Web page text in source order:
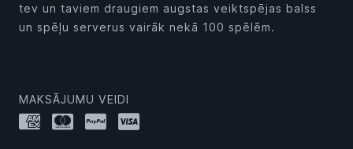
tev un taviem draugiem augstas veiktspējas balss
un spēļu serverus vairāk nekā 100 spēlēm.
MAKSĀJUMU VEIDI